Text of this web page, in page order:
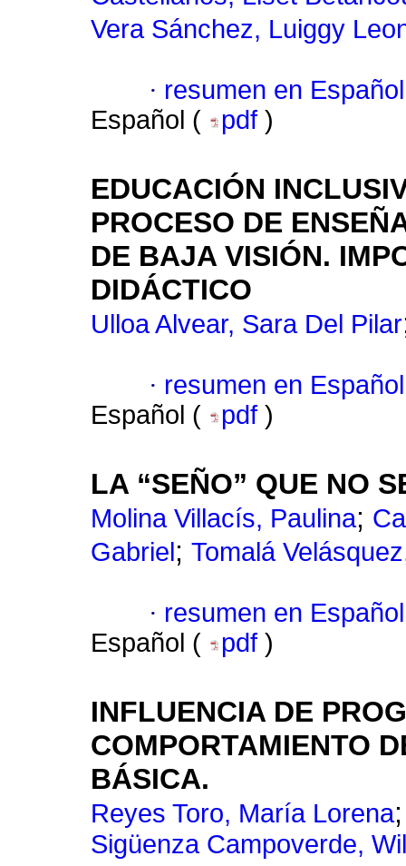
Vera Sánchez, Luiggy
· resumen en Español
Español (
pdf )
EDUCACIÓN
PROCESO DE
DE BAJA VISIÓN.
DIDÁCTICO
Ulloa Alvear, Sara Del Pilar
· resumen en Español
Español (
pdf )
LA “SEÑO” QUE NO
Molina Villacís, Paulina;
Gabriel ; Tomalá
· resumen en Español
Español (
pdf )
INFLUENCIA DE
COMPORTAMIENTO
BÁSICA.
Reyes Toro, María Lorena
Sigüenza Campoverde,